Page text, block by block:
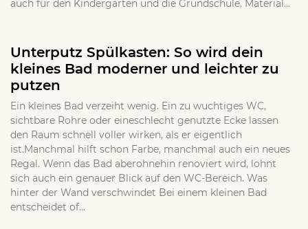
auch für den Kindergarten und die Grundschule. Material...
Unterputz Spülkasten: So wird dein
kleines Bad moderner und leichter zu
putzen
Ein kleines Bad verzeiht wenig. Ein zu wuchtiges WC,
sichtbare Rohre oder eineschlecht genutzte Ecke lassen
den Raum schnell voller wirken, als er eigentlich
ist.Manchmal hilft schon Farbe, manchmal auch ein neues
Regal. Wenn das Bad aberohnehin renoviert wird, lohnt
sich auch ein genauer Blick auf den WC-Bereich. Was
hinter der Wand verschwindet Bei einem kleinen Bad
entscheidet of...